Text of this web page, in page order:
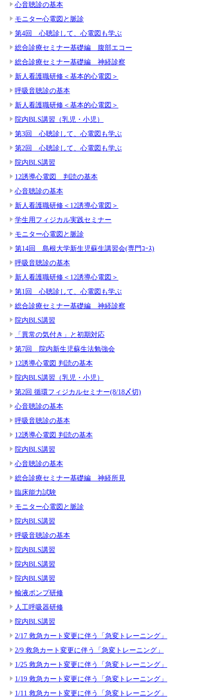
心音聴診の基本
モニター心電図と脈診
第4回 心聴診して、心電図も学ぶ
総合診療セミナー基礎編 腹部エコー
総合診療セミナー基礎編 神経診察
新人看護職研修＜基本的心電図＞
呼吸音聴診の基本
新人看護職研修＜基本的心電図＞
院内BLS講習（乳児・小児）
第3回 心聴診して、心電図も学ぶ
第2回 心聴診して、心電図も学ぶ
院内BLS講習
12誘導心電図 判読の基本
心音聴診の基本
新人看護職研修＜12誘導心電図＞
学生用フィジカル実践セミナー
モニター心電図と脈診
第14回 島根大学新生児蘇生講習会(専門ｺｰｽ)
呼吸音聴診の基本
新人看護職研修＜12誘導心電図＞
第1回 心聴診して、心電図も学ぶ
総合診療セミナー基礎編 神経診察
院内BLS講習
「異常の気付き」と初期対応
第7回 院内新生児蘇生法勉強会
12誘導心電図 判読の基本
院内BLS講習（乳児・小児）
第2回 循環フィジカルセミナー(8/18〆切)
心音聴診の基本
呼吸音聴診の基本
12誘導心電図 判読の基本
院内BLS講習
心音聴診の基本
総合診療セミナー基礎編 神経所見
臨床能力試験
モニター心電図と脈診
院内BLS講習
呼吸音聴診の基本
院内BLS講習
院内BLS講習
院内BLS講習
輸液ポンプ研修
人工呼吸器研修
院内BLS講習
2/17 救急カート変更に伴う「急変トレーニング」
2/9 救急カート変更に伴う「急変トレーニング」
1/25 救急カート変更に伴う「急変トレーニング」
1/19 救急カート変更に伴う「急変トレーニング」
1/11 救急カート変更に伴う「急変トレーニング」